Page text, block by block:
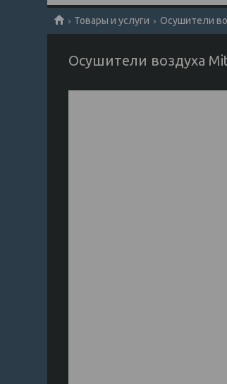
Товары и услуги Осушители
Осушители воздуха